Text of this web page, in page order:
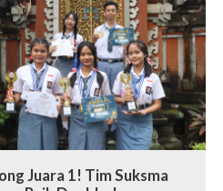
Juara 1! Tim Suksma